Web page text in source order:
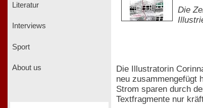
Literatur
Interviews
Sport
About us
Die
Die Illustratorin
neu zusammengefügt
Strom sparen durch
Textfragmente nur